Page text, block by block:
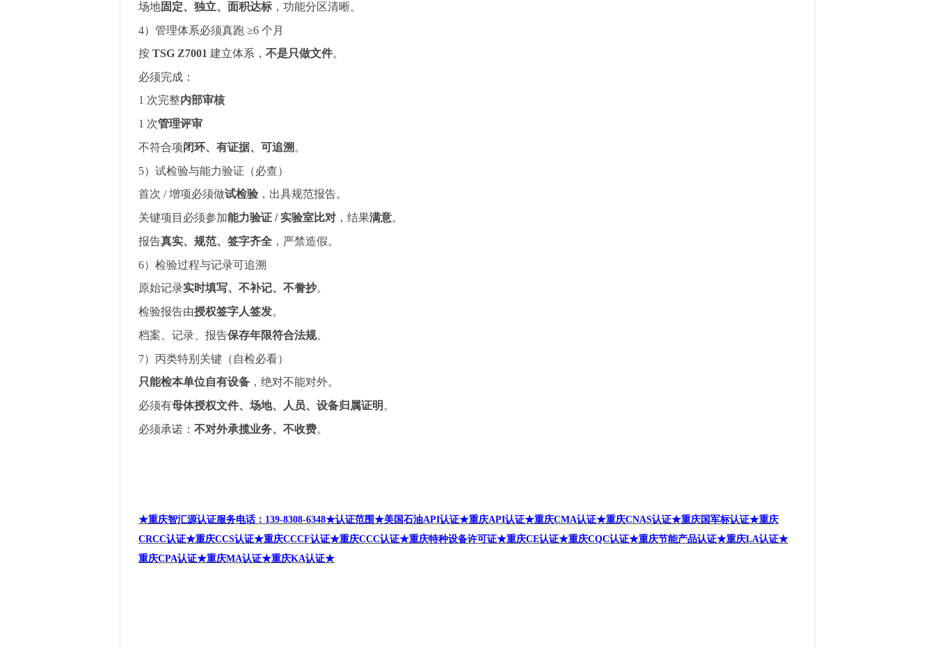
场地固定、独立、面积达标 ，功能分区清晰。
4）管理体系必须真跑 ≥6 个月
按 TSG Z7001 建立体系， 不是只做文件。
必须完成：
1 次完整内部审核
1 次管理评审
不符合项闭环、有证据、可追溯 。
5）试检验与能力验证（必查）
首次 /增项必须做试检验 ，出具规范报告。
关键项目必须参加能力验证 /实验室比对 ，结果满意。
报告真实、规范、签字齐全 ，严禁造假。
6）检验过程与记录可追溯
原始记录实时填写、不补记、不誊抄。
检验报告由授权签字人签发。
档案、记录、报告保存年限符合法规。
7）丙类特别关键（自检必看）
只能检本单位自有设备 ，绝对不能对外。
必须有母体授权文件、场地、人员、设备归属证明 。
必须承诺： 不对外承揽业务、不收费。
★重庆智汇源认证服务电话：139-8308-6348★认证范围★美国石油API认证★重庆API认证★重庆CMA认证★重庆CNAS认证★重庆国军标认证★重庆
CRCC认证★重庆CCS认证★重庆CCCF认证★重庆CCC认证★重庆特种设备许可证★重庆CE认证★重庆CQC认证★重庆节能产品认证★重庆LA认证★
重庆CPA认证★重庆MA认证★重庆KA认证★